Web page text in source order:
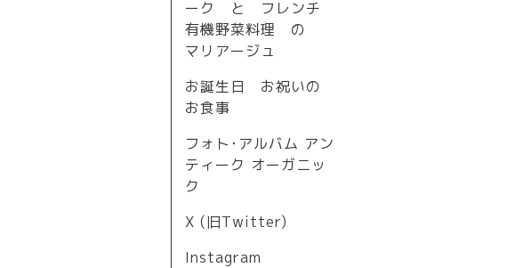
ーク と フレンチ
有機野菜料理 の
マリアージュ
お誕生日 お祝いの
お食事
フォト･アルバム アン
ティーク オーガニッ
ク
X (旧Twitter)
Instagram